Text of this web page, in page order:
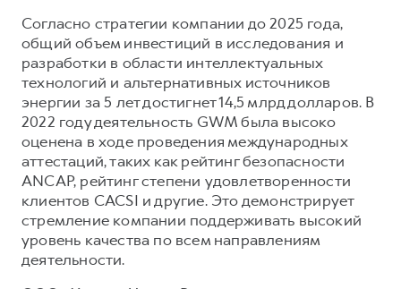
Согласно стратегии компании до 2025 года,
общий объем инвестиций в исследования и
разработки в области интеллектуальных
технологий и альтернативных источников
энергии за 5 лет достигнет 14,5 млрд долларов. В
2022 году деятельность GWM была высоко
оценена в ходе проведения международных
аттестаций, таких как рейтинг безопасности
ANCAP, рейтинг степени удовлетворенности
клиентов CACSI и другие. Это демонстрирует
стремление компании поддерживать высокий
уровень качества по всем направлениям
деятельности.